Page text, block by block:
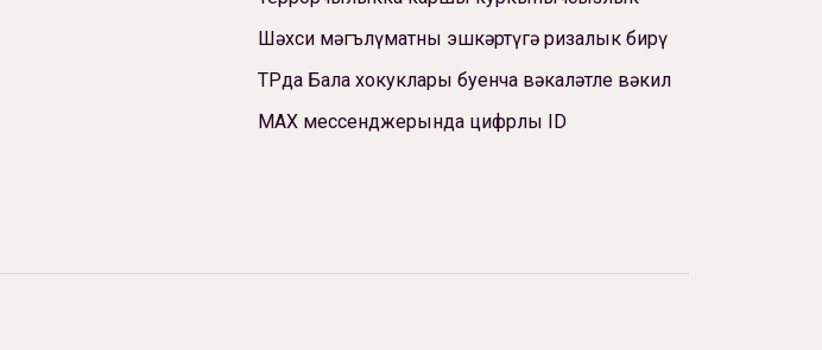
Шәхси мәгълүматны эшкәртүгә ризалык бирү
ТРда Бала хокуклары буенча вәкаләтле вәкил
МАХ мессенджерында цифрлы ID